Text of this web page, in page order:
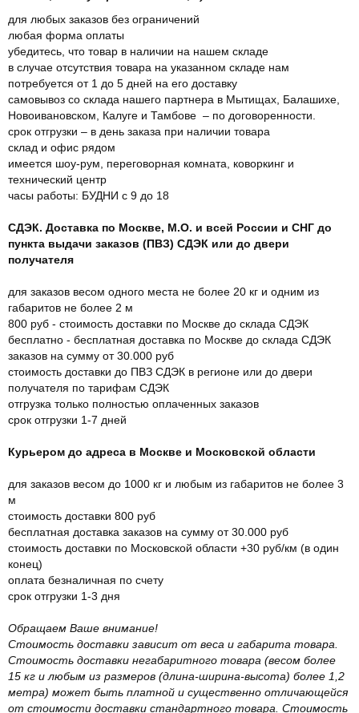
для любых заказов без ограничений
любая форма оплаты
убедитесь, что товар в наличии на нашем складе
в случае отсутствия товара на указанном складе нам
потребуется от 1 до 5 дней на его доставку
самовывоз со склада нашего партнера в Мытищах, Балашихе,
Новоивановском, Калуге и Тамбове – по договоренности.
срок отгрузки – в день заказа при наличии товара
склад и офис рядом
имеется шоу-рум, переговорная комната, коворкинг и
технический центр
часы работы: БУДНИ с 9 до 18
СДЭК. Доставка по Москве, М.О. и всей России и СНГ до
пункта выдачи заказов (ПВЗ) СДЭК или до двери
получателя
для заказов весом одного места не более 20 кг и одним из
габаритов не более 2 м
800 руб - стоимость доставки по Москве до склада СДЭК
бесплатно - бесплатная доставка по Москве до склада СДЭК
заказов на сумму от 30.000 руб
стоимость доставки до ПВЗ СДЭК в регионе или до двери
получателя по тарифам СДЭК
отгрузка только полностью оплаченных заказов
срок отгрузки 1-7 дней
Курьером до адреса в Москве и Московской области
для заказов весом до 1000 кг и любым из габаритов не более 3
м
стоимость доставки 800 руб
бесплатная доставка заказов на сумму от 30.000 руб
стоимость доставки по Московской области +30 руб/км (в один
конец)
оплата безналичная по счету
срок отгрузки 1-3 дня
Обращаем Ваше внимание!
Стоимость доставки зависит от веса и габарита товара.
Стоимость доставки негабаритного товара (весом более
15 кг и любым из размеров (длина-ширина-высота) более 1,2
метра) может быть платной и существенно отличающейся
от стоимости доставки стандартного товара. Стоимость